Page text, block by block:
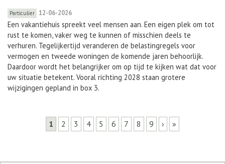
Particulier 12-06-2026
Een vakantiehuis spreekt veel mensen aan. Een eigen plek om tot
rust te komen, vaker weg te kunnen of misschien deels te
verhuren. Tegelijkertijd veranderen de belastingregels voor
vermogen en tweede woningen de komende jaren behoorlijk.
Daardoor wordt het belangrijker om op tijd te kijken wat dat voor
uw situatie betekent. Vooral richting 2028 staan grotere
wijzigingen gepland in box 3.
1 2 3 4 5 6 7 8 9 › »